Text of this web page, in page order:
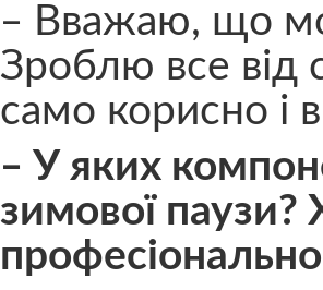
‒ Вважаю, що
Зроблю все від
само корисно і
‒ У яких
зимової паузи?